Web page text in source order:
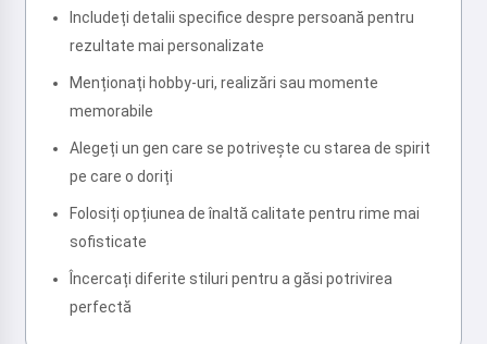
Includeți detalii specifice despre persoană pentru
rezultate mai personalizate
Menționați hobby-uri, realizări sau momente
memorabile
Alegeți un gen care se potrivește cu starea de spirit
pe care o doriți
Folosiți opțiunea de înaltă calitate pentru rime mai
sofisticate
Încercați diferite stiluri pentru a găsi potrivirea
perfectă